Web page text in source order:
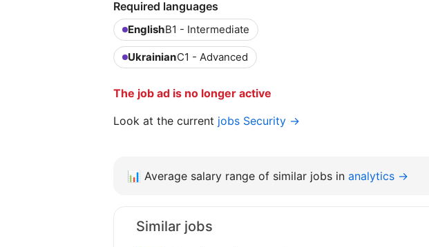
Required languages
EnglishB1 - Intermediate
UkrainianC1 - Advanced
The job ad is no longer active
Look at the current jobs Security →
📊 Average salary range of similar jobs in analytics →
Similar jobs